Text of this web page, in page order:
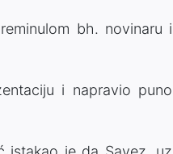
bh. novinaru i
i napravio puno